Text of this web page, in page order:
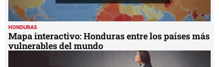
HONDURAS
Mapa interactivo: Honduras entre los países más
vulnerables del mundo